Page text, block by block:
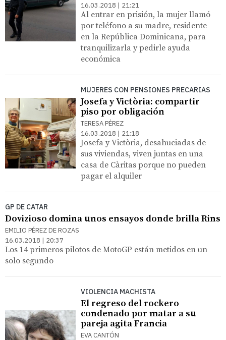
16.03.2018 | 21:21
Al entrar en prisión, la mujer llamó
por teléfono a su madre, residente
en la República Dominicana, para
tranquilizarla y pedirle ayuda
económica
MUJERES CON PENSIONES PRECARIAS
Josefa y Victòria: compartir
piso por obligación
TERESA PÉREZ
16.03.2018 | 21:18
Josefa y Victòria, desahuciadas de
sus viviendas, viven juntas en una
casa de Càritas porque no pueden
pagar el alquiler
GP DE CATAR
Dovizioso domina unos ensayos donde brilla Rins
EMILIO PÉREZ DE ROZAS
16.03.2018 | 20:37
Los 14 primeros pilotos de MotoGP están metidos en un
solo segundo
VIOLENCIA MACHISTA
El regreso del rockero
condenado por matar a su
pareja agita Francia
EVA CANTÓN